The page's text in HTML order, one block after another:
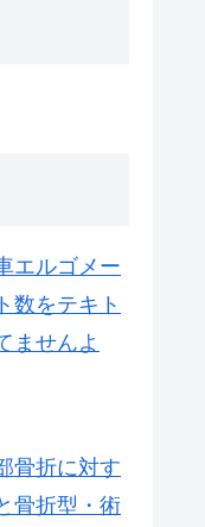
エルゴメー
数をテキト
ませんよ
骨折に対す
骨折型・術